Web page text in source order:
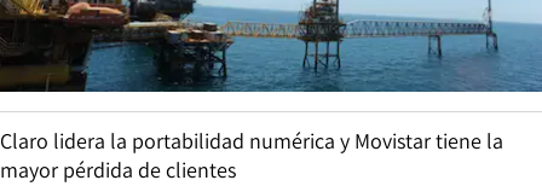
Claro lidera la portabilidad numérica y Movistar tiene la
mayor pérdida de clientes